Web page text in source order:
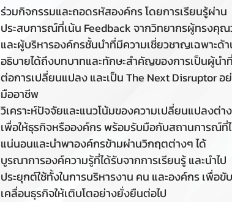
ร่วมกิจกรรมและถอดรหัสองค์กร โดยการเรียนรู้ผ่าน
ประสบการณ์ที่เน้น Feedback จากวิทยากรผู้ทรงคุ
และผู้บริหารองค์กรชั้นนำที่มีความเชี่ยวชาญเฉพาะด้
อธิบายได้ถึงบทบาทและทักษะสำคัญของการเป็นผู้นำ
ต่อการเปลี่ยนแปลง และเป็น The Next Disruptor อ
มืออาชีพ
วิเคราะห์ปัจจัยและแนวโน้มของความเปลี่ยนแปลงต่า
เพื่อให้ธุรกิจหรือองค์กร พร้อมรับมือกับสถานการณ์ที่
แน่นอนและนำพาองค์กรข้ามผ่านวิกฤตต่างๆ ได้
บูรณาการองค์ความรู้ที่ได้รับจากการเรียนรู้ และนำไป
ประยุกต์ใช้ทั้งในการบริหารงาน คน และองค์กร เพื่อขับ
เคลื่อนธุรกิจให้เติบโตอย่างยั่งยืนต่อไป